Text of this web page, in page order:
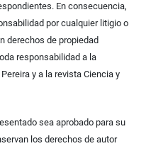
En consecuencia,
por cualquier litigio o
derechos de propiedad
responsabilidad a la
y a la revista Ciencia y
sea aprobado para su
los derechos de autor